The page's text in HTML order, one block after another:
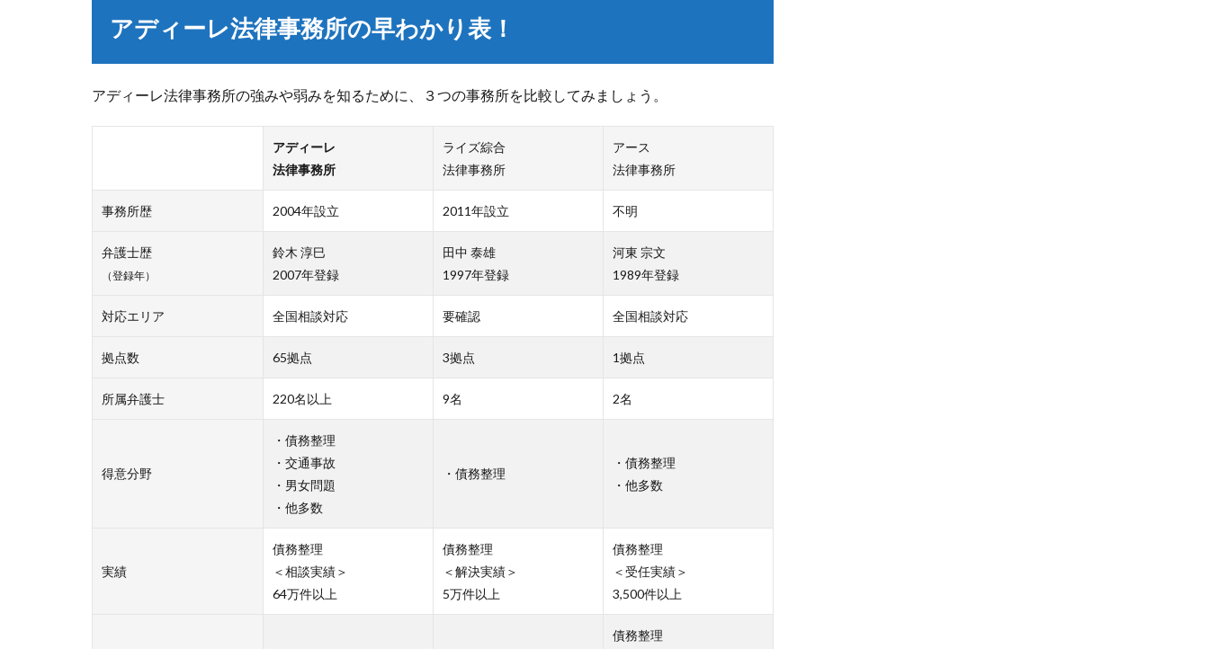
アディーレ法律事務所の早わかり表！
アディーレ法律事務所の強みや弱みを知るために、３つの事務所を比較してみましょう。
アディーレ
法律事務所
ライズ綜合
法律事務所
アース
法律事務所
事務所歴 2004年設立 2011年設立 不明
弁護士歴
（登録年）
鈴木 淳巳
2007年登録
田中 泰雄
1997年登録
河東 宗文
1989年登録
対応エリア 全国相談対応 要確認 全国相談対応
拠点数 65拠点 3拠点 1拠点
所属弁護士 220名以上 9名 2名
得意分野
・債務整理
・交通事故
・男女問題
・他多数
・債務整理
・債務整理
・他多数
実績
債務整理
＜相談実績＞
64万件以上
債務整理
＜解決実績＞
5万件以上
債務整理
＜受任実績＞
3,500件以上
債務整理